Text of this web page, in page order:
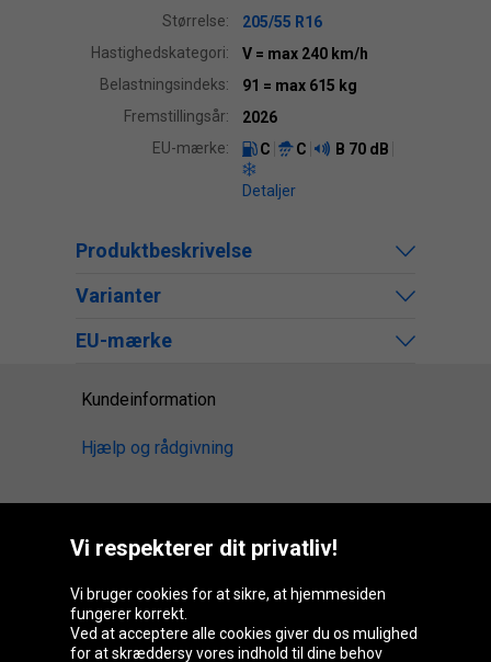
Størrelse:
205/55 R16
Hastighedskategori:
V = max 240 km/h
Belastningsindeks:
91 = max 615 kg
Fremstillingsår:
2026
EU-mærke:
C C B 70 dB
Detaljer
Produktbeskrivelse
Varianter
EU-mærke
Kundeinformation
Hjælp og rådgivning
Oponeo-gruppen
Belgique
Česká
Deutschland Éire
Vi respekterer dit privatliv!
Vi bruger cookies for at sikre, at hjemmesiden
fungerer korrekt.
Ved at acceptere alle cookies giver du os mulighed
for at skræddersy vores indhold til dine behov